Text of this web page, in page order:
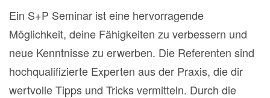
Ein S+P Seminar ist eine hervorragende
Möglichkeit, deine Fähigkeiten zu verbessern und
neue Kenntnisse zu erwerben. Die Referenten sind
hochqualifizierte Experten aus der Praxis, die dir
wertvolle Tipps und Tricks vermitteln. Durch die